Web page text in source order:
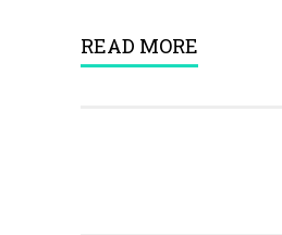
READ MORE